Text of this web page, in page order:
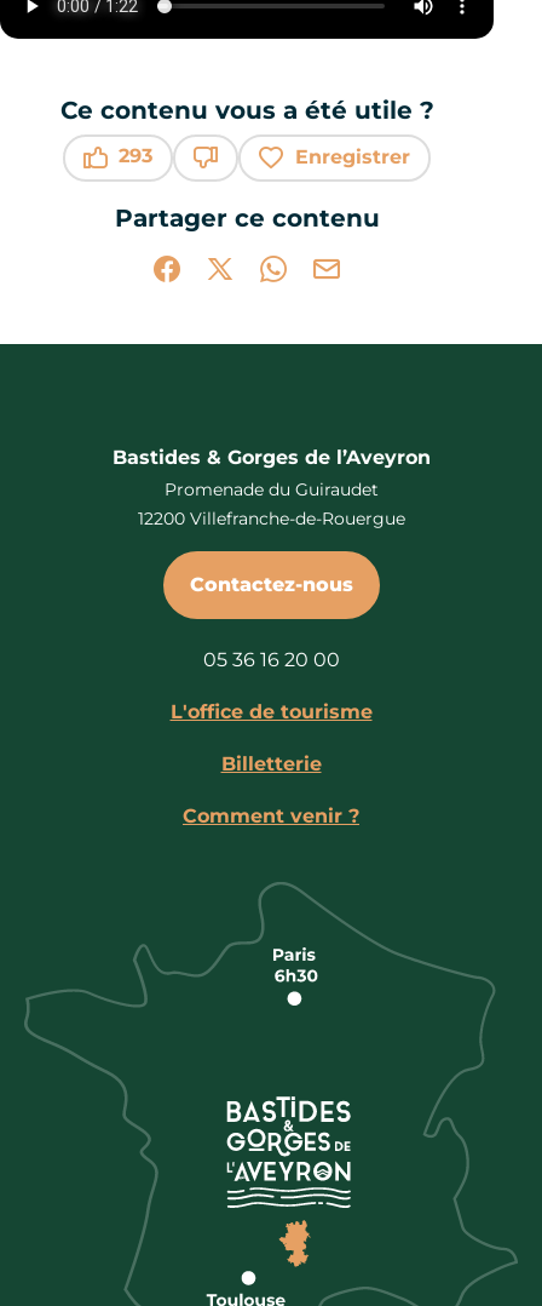
Ce contenu vous a été utile ?
293
Enregistrer
Partager ce contenu
Partager sur Facebook (nouvelle
Partager sur X / Twitter (nouvelle
Partager sur WhatsApp
Partager par mail
Bastides & Gorges de l’Aveyron
Promenade du Guiraudet
12200 Villefranche-de-Rouergue
Contactez-nous
05 36 16 20 00
L'office de tourisme
Billetterie
Comment venir ?